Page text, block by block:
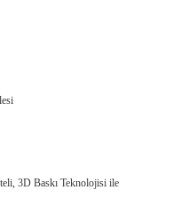
3D Baskı Teknolojisi ile